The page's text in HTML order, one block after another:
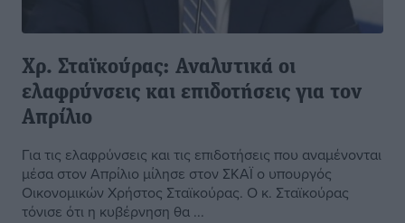
Χρ. Σταϊκούρας: Αναλυτικά οι
ελαφρύνσεις και επιδοτήσεις για τον
Απρίλιο
Για τις ελαφρύνσεις και τις επιδοτήσεις που αναμένονται
μέσα στον Απρίλιο μίλησε στον ΣΚΑΪ ο υπουργός
Οικονομικών Χρήστος Σταϊκούρας. Ο κ. Σταϊκούρας
τόνισε ότι η κυβέρνηση θα ...